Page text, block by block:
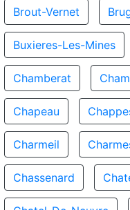
Brout-Vernet
Buxieres-Les-Mines
Chamberat
Chapeau
Charmeil
Chassenard